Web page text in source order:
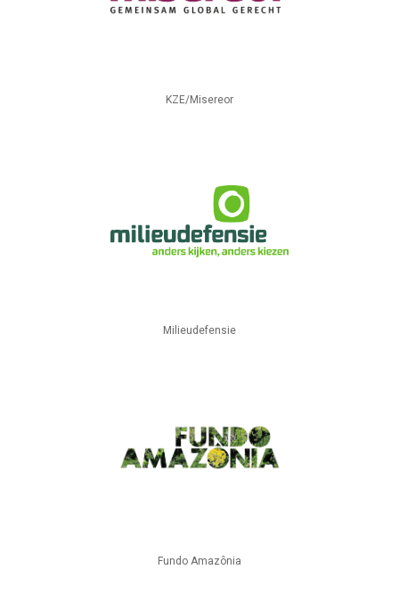
KZE/Misereor
Milieudefensie
Fundo Amazônia